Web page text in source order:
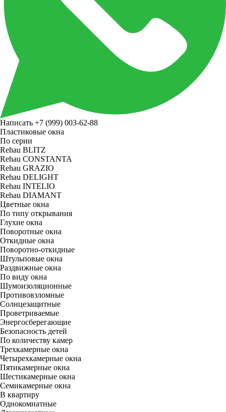
Написать +7 (999) 003-62-88
Пластиковые окна
По серии
Rehau BLITZ
Rehau CONSTANTA
Rehau GRAZIO
Rehau DELIGHT
Rehau INTELIO
Rehau DIAMANT
Цветные окна
По типу открывания
Глухие окна
Поворотные окна
Откидные окна
Поворотно-откидные
Штульповые окна
Раздвижные окна
По виду окна
Шумоизоляционные
Противовзломные
Солнцезащитные
Проветриваемые
Энергосберегающие
Безопасность детей
По количеству камер
Трехкамерные окна
Четырехкамерные окна
Пятикамерные окна
Шестикамерные окна
Семикамерные окна
В квартиру
Однокомнатные